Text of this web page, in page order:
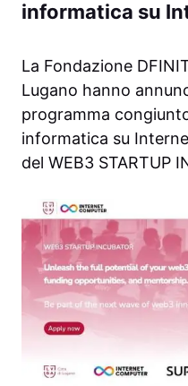
informatica su
La Fondazione
Lugano hanno
programma
informatica su
del WEB3 STARTUP